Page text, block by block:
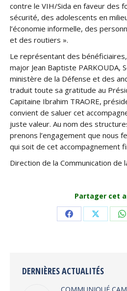
contre le VIH/Sida en faveur des
sécurité, des adolescents en
l’économie informelle, des
et des routiers ».
Le représentant des
major Jean Baptiste PARKOUDA,
ministère de la Défense et des
traduit toute sa gratitude au
Capitaine Ibrahim TRAORE,
convient de saluer cet
juste valeur. Au nom des
prenons l’engagement que nous
qui soit de cet accompagnement
Direction de la Communication de
Partager cet
Share Share
DERNIÈRES ACTUALITÉS